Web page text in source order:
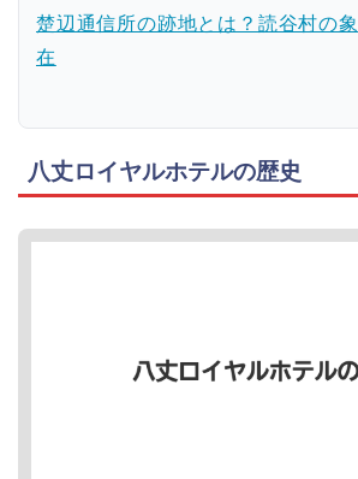
楚辺通信所の跡地とは？読谷村の
在
八丈ロイヤルホテルの歴史